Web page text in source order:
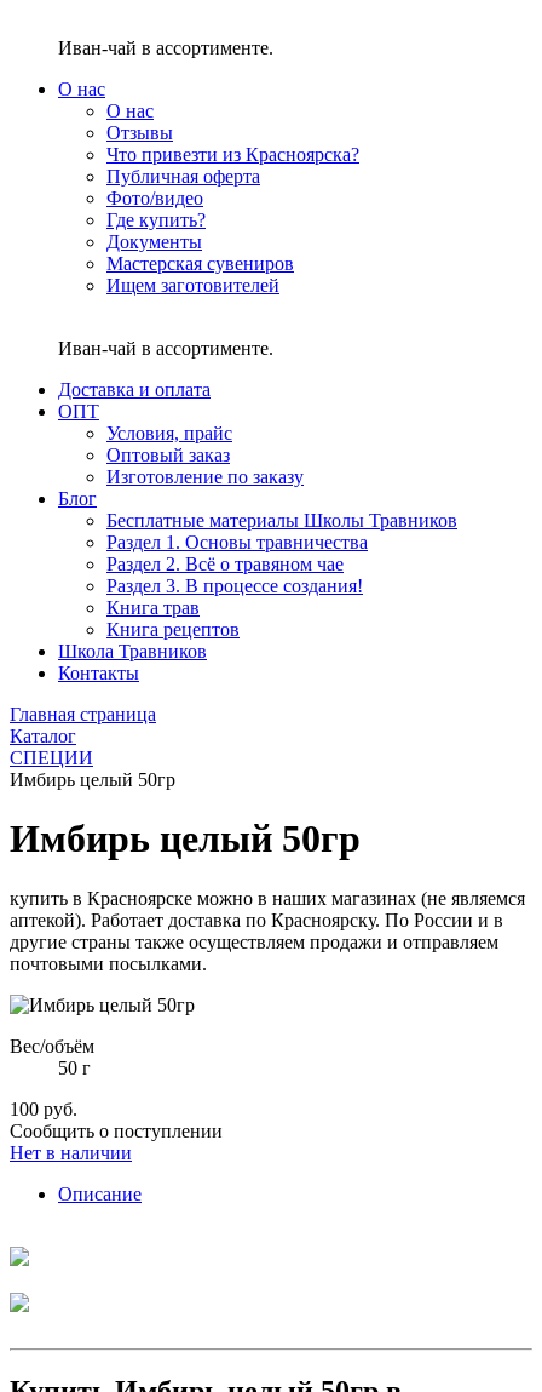
Иван-чай в ассортименте.
О нас
О нас
Отзывы
Что привезти из Красноярска?
Публичная оферта
Фото/видео
Где купить?
Документы
Мастерская сувениров
Ищем заготовителей
Иван-чай в ассортименте.
Доставка и оплата
ОПТ
Условия, прайс
Оптовый заказ
Изготовление по заказу
Блог
Бесплатные материалы Школы Травников
Раздел 1. Основы травничества
Раздел 2. Всё о травяном чае
Раздел 3. В процессе создания!
Книга трав
Книга рецептов
Школа Травников
Контакты
Главная страница
Каталог
СПЕЦИИ
Имбирь целый 50гр
Имбирь целый 50гр
купить в Красноярске можно в наших магазинах (не являемся
аптекой). Работает доставка по Красноярску. По России и в
другие страны также осуществляем продажи и отправляем
почтовыми посылками.
Вес/объём
50 г
100 руб.
Сообщить о поступлении
Нет в наличии
Описание